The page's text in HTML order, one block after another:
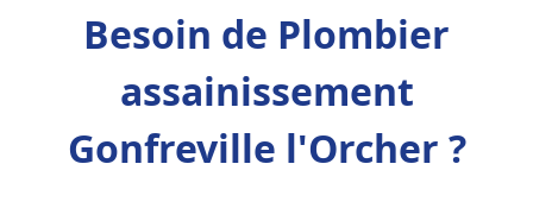
Besoin de Plombier
assainissement
Gonfreville l'Orcher ?